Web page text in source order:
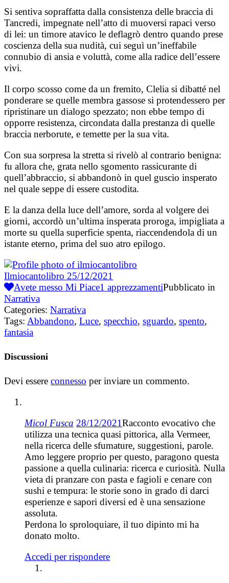
Si sentiva sopraffatta dalla consistenza delle braccia di
Tancredi, impegnate nell’atto di muoversi rapaci verso
di lei: un timore atavico le deflagrò dentro quando prese
coscienza della sua nudità, cui seguì un’ineffabile
connubio di ansia e voluttà, come alla radice dell’essere
vivi.
Il corpo scosso come da un fremito, Clelia si dibatté nel
ponderare se quelle membra gassose si protendessero per
ripristinare un dialogo spezzato; non ebbe tempo di
opporre resistenza, circondata dalla prestanza di quelle
braccia nerborute, e temette per la sua vita.
Con sua sorpresa la stretta si rivelò al contrario benigna:
fu allora che, grata nello sgomento rassicurante di
quell’abbraccio, si abbandonò in quel guscio insperato
nel quale seppe di essere custodita.
E la danza della luce dell’amore, sorda al volgere dei
giorni, accordò un’ultima insperata proroga, impigliata a
morte su quella superficie spenta, riaccendendola di un
istante eterno, prima del suo atro epilogo.
Ilmiocantolibro 25/12/2021
Avete messo Mi Piace1 apprezzamentiPubblicato in
Narrativa
Categories: Narrativa
Tags: Abbandono, Luce, specchio, sguardo, spento,
fantasia
Discussioni
Devi essere connesso per inviare un commento.
Micol Fusca 28/12/2021Racconto evocativo che
utilizza una tecnica quasi pittorica, alla Vermeer,
nella ricerca delle sfumature, suggestioni, parole.
Amo leggere proprio per questo, paragono questa
passione a quella culinaria: ricerca e curiosità. Nulla
vieta di pranzare con pasta e fagioli e cenare con
sushi e tempura: le storie sono in grado di darci
esperienze e sapori diversi ed è una sensazione
assoluta.
Perdona lo sproloquiare, il tuo dipinto mi ha
donato molto.
Accedi per rispondere